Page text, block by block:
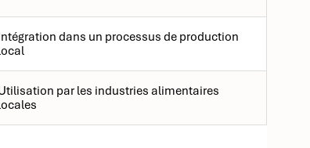
dans un processus de production
par les industries alimentaires